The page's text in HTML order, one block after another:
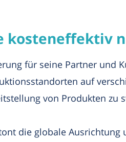
kosteneffektiv
für seine Partner und
auf
von Produkten zu
die globale Ausrichtung